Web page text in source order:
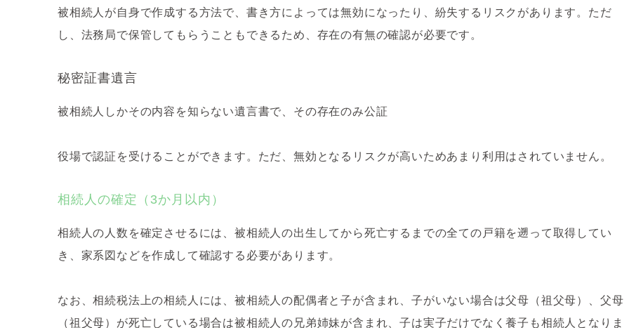
被相続人が自身で作成する方法で、書き方によっては無効になったり、紛失するリスクがあります。ただ
し、法務局で保管してもらうこともできるため、存在の有無の確認が必要です。
秘密証書遺言
被相続人しかその内容を知らない遺言書で、その存在のみ公証
役場で認証を受けることができます。ただ、無効となるリスクが高いためあまり利用はされていません。
相続人の確定（3か月以内）
相続人の人数を確定させるには、被相続人の出生してから死亡するまでの全ての戸籍を遡って取得してい
き、家系図などを作成して確認する必要があります。
なお、相続税法上の相続人には、被相続人の配偶者と子が含まれ、子がいない場合は父母（祖父母）、父母
（祖父母）が死亡している場合は被相続人の兄弟姉妹が含まれ、子は実子だけでなく養子も相続人となりま